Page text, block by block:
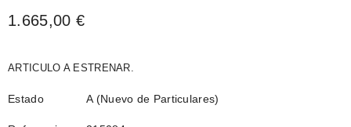
1.665,00 €
ARTICULO A ESTRENAR.
Estado A (Nuevo de Particulares)